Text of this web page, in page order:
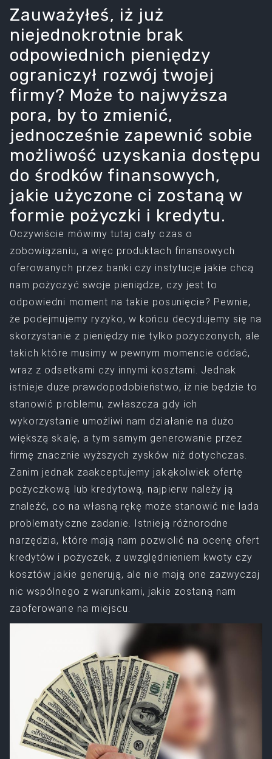
Zauważyłeś, iż już
niejednokrotnie brak
odpowiednich pieniędzy
ograniczył rozwój twojej
firmy? Może to najwyższa
pora, by to zmienić,
jednocześnie zapewnić sobie
możliwość uzyskania dostępu
do środków finansowych,
jakie użyczone ci zostaną w
formie pożyczki i kredytu.
Oczywiście mówimy tutaj cały czas o
zobowiązaniu, a więc produktach finansowych
oferowanych przez banki czy instytucje jakie chcą
nam pożyczyć swoje pieniądze, czy jest to
odpowiedni moment na takie posunięcie? Pewnie,
że podejmujemy ryzyko, w końcu decydujemy się na
skorzystanie z pieniędzy nie tylko pożyczonych, ale
takich które musimy w pewnym momencie oddać,
wraz z odsetkami czy innymi kosztami. Jednak
istnieje duże prawdopodobieństwo, iż nie będzie to
stanowić problemu, zwłaszcza gdy ich
wykorzystanie umożliwi nam działanie na dużo
większą skalę, a tym samym generowanie przez
firmę znacznie wyższych zysków niż dotychczas.
Zanim jednak zaakceptujemy jakąkolwiek ofertę
pożyczkową lub kredytową, najpierw należy ją
znaleźć, co na własną rękę może stanowić nie lada
problematyczne zadanie. Istnieją różnorodne
narzędzia, które mają nam pozwolić na ocenę ofert
kredytów i pożyczek, z uwzględnieniem kwoty czy
kosztów jakie generują, ale nie mają one zazwyczaj
nic wspólnego z warunkami, jakie zostaną nam
zaoferowane na miejscu.